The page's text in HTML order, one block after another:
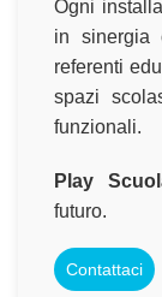
Ogni
in sinergia
referenti
spazi
funzionali.
Play
futuro.
Contattaci